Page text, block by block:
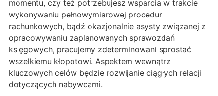
momentu, czy też potrzebujesz wsparcia w trakcie
wykonywaniu pełnowymiarowej procedur
rachunkowych, bądź okazjonalnie asysty związanej z
opracowywaniu zaplanowanych sprawozdań
księgowych, pracujemy zdeterminowani sprostać
wszelkiemu kłopotowi. Aspektem wewnątrz
kluczowych celów będzie rozwijanie ciągłych relacji
dotyczących nabywcami.